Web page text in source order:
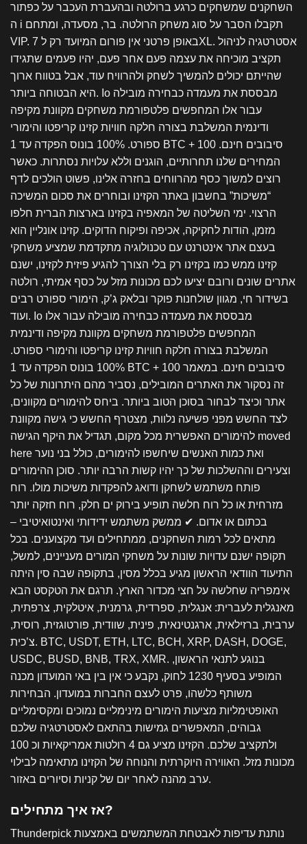
השחקנים שמשחקים כרגע ברולטה ובהעברת העכבר על כפתור
ה i תקבלו הסבר על סוג משחק הרולטה. בר, מסעדה, ומתחם
VIP. באופן פרטני אין פורום המיועד רק ל 7XL. אסטרטגיה לניהול
תקציב מוכיחה את עצמה פעם אחר פעם, יהיו פעמים שתגידו
שהייתם יכולים להמשיך לשחק ולהרוויח עוד, אבל בטווח ארוך
היא הבטוחה ביותר. Io מבססת את מעמדה כבחירה מובילה
עבור אלו המחפשים פלטפורמת משחקים מקוונת מקיפה
ודינמית המשלבת בצורה חלקה חוויות קזינו קריפטו והימורי
ספורט. 100% בונוס הפקדה עד 1 BTC + 100 סיבובים חינם.
המחירים שלנו תחרותיים, הוגנים וללא עלויות נסתרות. כאשר
רוצים למשוך כסף מהרווחים בחזרה אלינו, פשוט הולכים לדף
“משיכות” בחשבון באתר הקזינו ובוחרים את סכום המשיכה
הרצוי. ימי השליטה של המאפיה בקזינו בארצות הברית חלפו
מזמן, הודות לחקיקה, אכיפה ופיקוח הדוקים. קזינו אונליין הוא
בעצם אתר אינטרנט עם טכנולוגיה מתקדמת שמציע משחקי
קזינו ממש כמו בקזינו רק בלי הצורך להגיע פיזית לקזינו, ישנם
אתרים שונים ורובם יציעו לכם מכונות מזל על כסף אמיתי, רולטה
בשידור חי, מגוון שולחנות פוקר ובלאק ג’ק, הימורי ספורט רבים
ועוד. Io מבססת את מעמדה כבחירה מובילה עבור אלו
המחפשים פלטפורמת משחקים מקוונת מקיפה ודינמית
המשלבת בצורה חלקה חוויות קזינו קריפטו והימורי ספורט.
100% בונוס הפקדה עד 1 BTC + 100 סיבובים חינם. במאמר
זה נסקור את האתרים המובילים, נסביר מהם היתרונות של כל
אתר וכיצד לבחור בסוכן הטוב ביותר. ביחס להימורים מקוונים,
לצד החשש מפני פשיעה נלוות, מצטרף החשש כי גישה מקוונת
moved
here
וצעירים וההשלכות של כך יהיו קשות הרבה יותר. סוכן ההימורים
פותח משתמש לשחקן ודואג להפקדות משיכות מולו. רוח
מזרחית או כל רוח חלשה תופיע בירוק ים חלק, רוח חזקה יותר
בכתום או אדום. ✔ ממשק משתמש ידידותי ואינטואיטיבי –
מתאים לכל רמות השחקנים, ממתחילים ועד מקצוענים. בכל
תקופה ישנם עדויות שונות על משחקי המורים מעניינים, למשל,
התיעוד הוודאי הראשון מגיע בכלל מסין, בתקופה שבה סין היתה
אימפריה שחלשה על חצי מכדור הארץ. תרגם את הטקסט הבא
מאנגלית לעברית: אנגלית, ספרדית, גרמנית, איטלקית, צרפתית,
ערבית, ברזילאית, ארגנטינאית, פינית, שוודית, פורטוגזית, רוסית,
צ’כית. BTC, USDT, ETH, LTC, BCH, XRP, DASH, DOGE,
USDC, BUSD, BNB, TRX, XMR. בנוגע לתנאי הראשון,
המופיע בסעיף 1230 לחוק, נקבע כי אין בין באי המועדון מכנה
משותף כלשהו, פרט לעצם החברות במועדון. הבחירות
האופטימליות מציעות הימורים מינימליים נמוכים ומקסימליים
גבוהים, המאפשרים גמישות בהתאם לאסטרטגיה שלכם
ולתקציב שלכם. הקזינו מציע גם 4 רולטות אמריקאיות וכ 100
מכונות מזל. האווירה היוקרתית והנוחה של הקזינו מתאימה לבילוי
ערב מהנה לאחר יום של קניות וסיורים באזור.
אז איך מתחילים?
Thunderpick נותנת עדיפות לאבטחת המשתמשים באמצעות